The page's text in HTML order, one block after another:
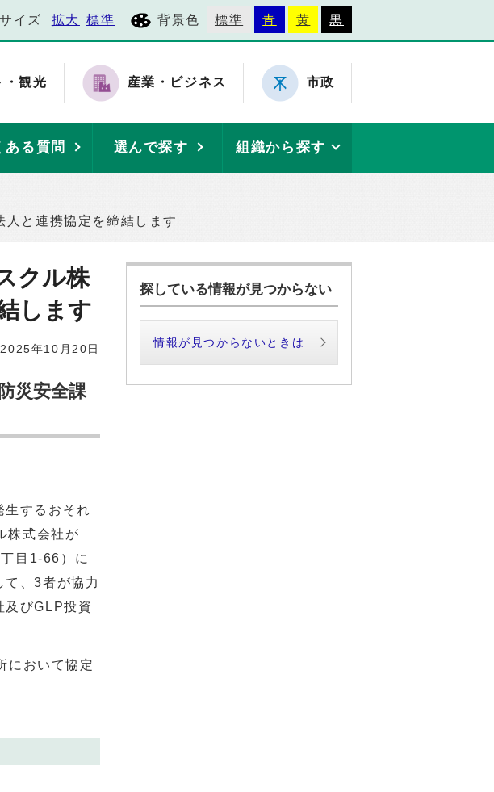
イズ 拡大 標準 背景色 標準 青 黄 黒
・観光 産業・ビジネス 市政
ある質問 選んで探す 組織から探す
と連携協定を締結します
クル株
します
2025年10月20日
災安全課
するおそれ
株式会社が
丁目 1-66 ） に
、3者が協力
及びGLP投資
において協定
探している情報が見つからない
情報が見つからないときは